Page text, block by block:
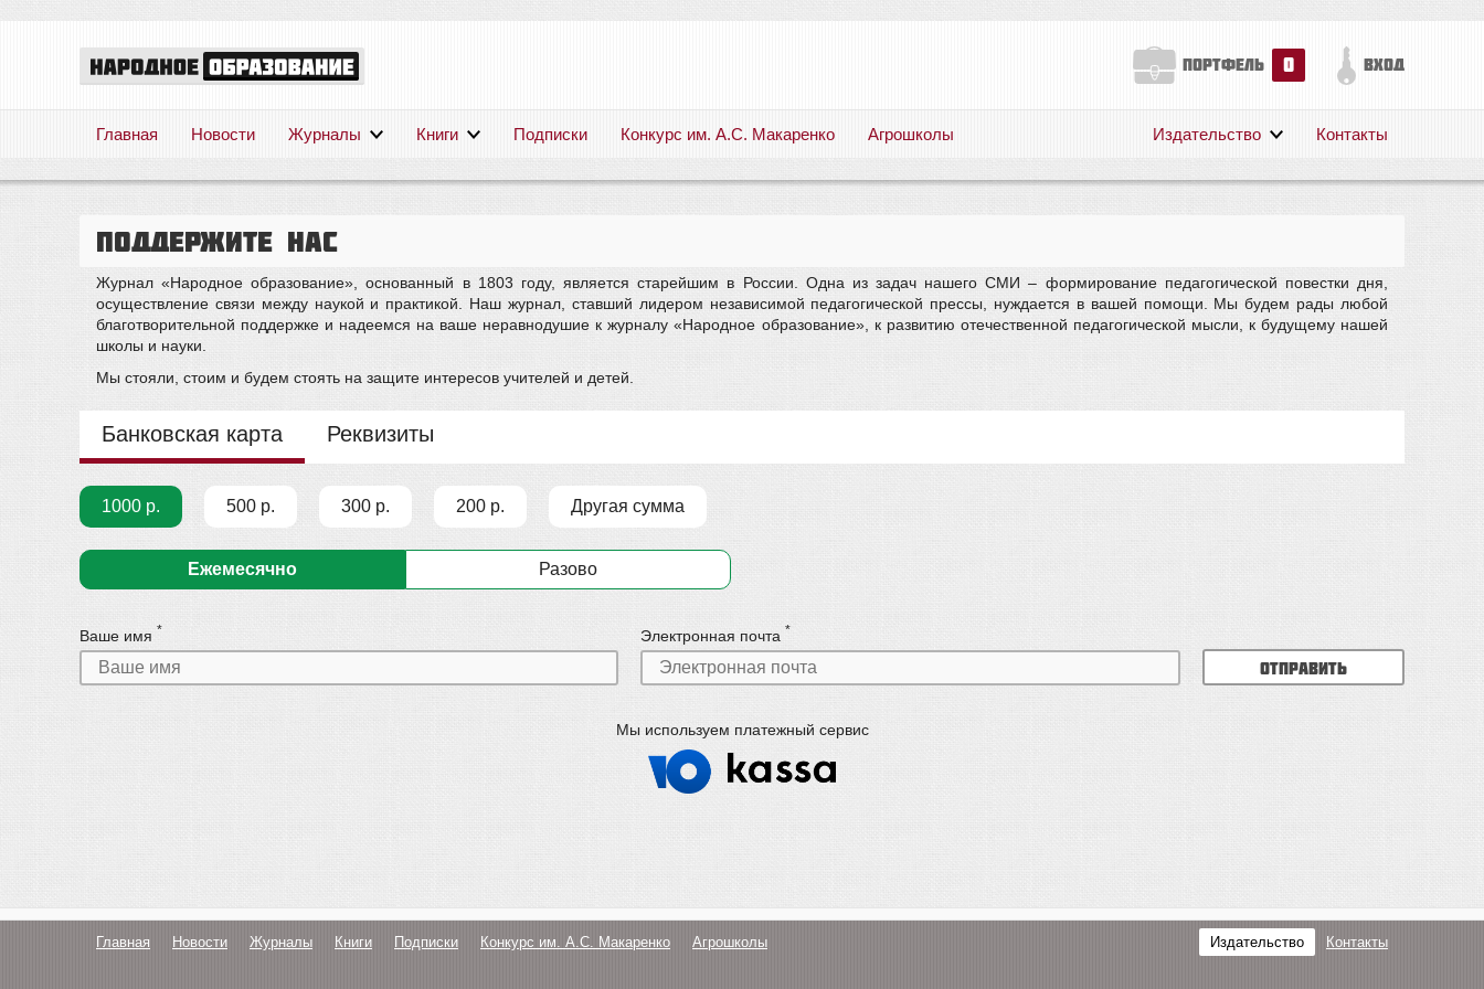
портфель 0 вход
Главная Новости Журналы Книги Подписки Конкурс им. А.С. Макаренко Агрошколы
О нас
Издательство Контакты
Поддержите нас
Журнал «Народное образование», основанный в 1803 году, является старейшим в России. Одна из задач нашего СМИ – формирование педагогической повестки дня,
осуществление связи между наукой и практикой. Наш журнал, ставший лидером независимой педагогической прессы, нуждается в вашей помощи. Мы будем рады любой
благотворительной поддержке и надеемся на ваше неравнодушие к журналу «Народное образование», к развитию отечественной педагогической мысли, к будущему нашей
школы и науки.
Мы стояли, стоим и будем стоять на защите интересов учителей и детей.
Банковская карта Реквизиты
1000 р. 500 р. 300 р. 200 р. Другая сумма
Ежемесячно Разово
Ваше имя * Электронная почта *
Отправить
Мы используем платежный сервис
Главная Новости Журналы Книги Подписки Конкурс им. А.С. Макаренко Агрошколы Издательство Контакты